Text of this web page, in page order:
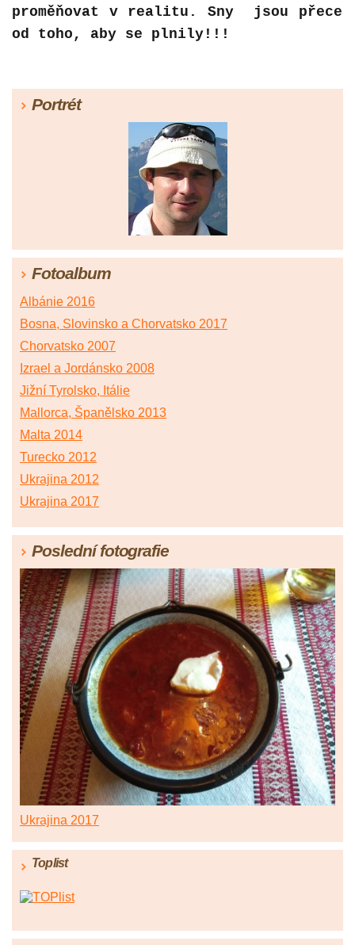
proměňovat v realitu. Sny jsou přece
od toho, aby se plnily!!!
Portrét
Fotoalbum
Albánie 2016
Bosna, Slovinsko a Chorvatsko 2017
Chorvatsko 2007
Izrael a Jordánsko 2008
Jižní Tyrolsko, Itálie
Mallorca, Španělsko 2013
Malta 2014
Turecko 2012
Ukrajina 2012
Ukrajina 2017
Poslední fotografie
Ukrajina 2017
Toplist